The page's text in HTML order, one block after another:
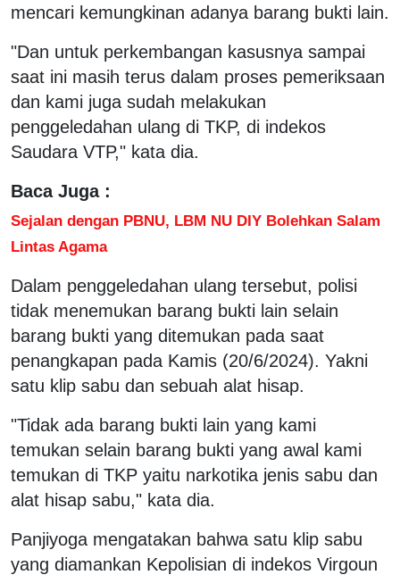
mencari kemungkinan adanya barang bukti lain.
"Dan untuk perkembangan kasusnya sampai
saat ini masih terus dalam proses pemeriksaan
dan kami juga sudah melakukan
penggeledahan ulang di TKP, di indekos
Saudara VTP," kata dia.
Baca Juga :
Sejalan dengan PBNU, LBM NU DIY Bolehkan Salam
Lintas Agama
Dalam penggeledahan ulang tersebut, polisi
tidak menemukan barang bukti lain selain
barang bukti yang ditemukan pada saat
penangkapan pada Kamis (20/6/2024). Yakni
satu klip sabu dan sebuah alat hisap.
"Tidak ada barang bukti lain yang kami
temukan selain barang bukti yang awal kami
temukan di TKP yaitu narkotika jenis sabu dan
alat hisap sabu," kata dia.
Panjiyoga mengatakan bahwa satu klip sabu
yang diamankan Kepolisian di indekos Virgoun